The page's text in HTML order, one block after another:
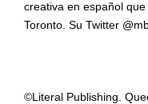
creativa en español
Toronto. Su Twitter
©Literal Publishing.